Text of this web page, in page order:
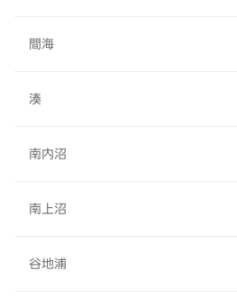
間海
湊
南内沼
南上沼
谷地浦